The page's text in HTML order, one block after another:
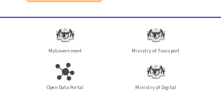
MyGovernment Ministry of Transport
Open Data Portal Ministry of Digital